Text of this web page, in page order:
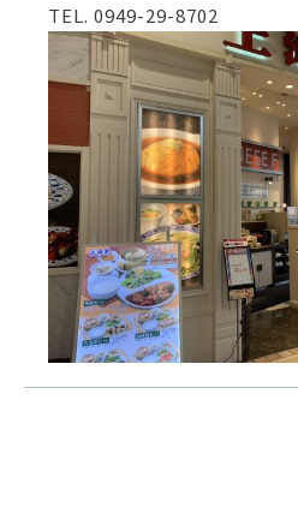
TEL. 0949-29-8702